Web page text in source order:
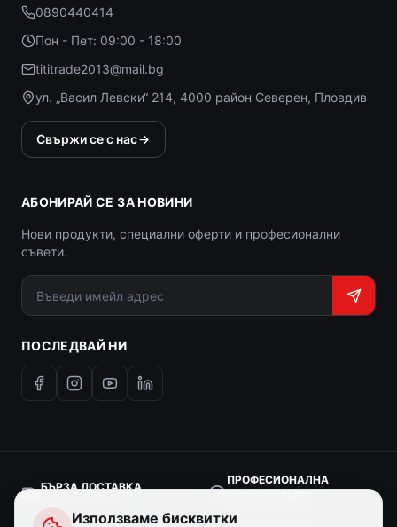
0890440414
Пон - Пет: 09:00 - 18:00
tititrade2013@mail.bg
ул. „Васил Левски“ 214, 4000 район Северен, Пловдив
Свържи се с нас
АБОНИРАЙ СЕ ЗА НОВИНИ
Нови продукти, специални оферти и професионални
съвети.
ПОСЛЕДВАЙ НИ
БЪРЗА ДОСТАВКА
ПРОФЕСИОНАЛНА
Използваме бисквитки